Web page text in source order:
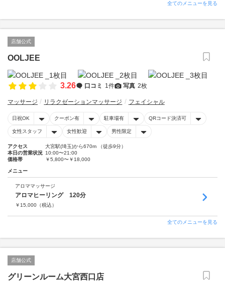
全てのメニューを見る
店舗公式
OOLJEE
3.26 口コミ 1件 写真 2枚
マッサージ リラクゼーションマッサージ フェイシャル
日祝OK クーポン有 駐車場有 QRコード決済可
女性スタッフ 女性歓迎 男性限定
アクセス
大宮駅(埼玉)から670m （徒歩9分）
本日の営業状況 10:00〜21:00
価格帯
￥5,800〜￥18,000
メニュー
アロママッサージ
アロマヒーリング 120分
￥ 15,000 （税込）
全てのメニューを見る
店舗公式
グリーンルーム大宮西口店